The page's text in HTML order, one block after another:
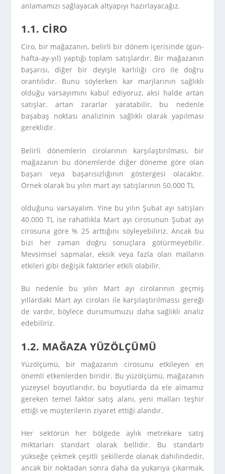
anlamamızı sağlayacak altyapıyı hazırlayacağız.
1.1. CİRO
Ciro, bir mağazanın, belirli bir dönem içerisinde (gün-
hafta-ay-yıl) yaptığı toplam satışlardır. Bir mağazanın
başarısı, diğer bir deyişle karlılığı ciro ile doğru
orantılıdır. Bunu söylerken kar marjlarının sağlıklı
olduğu varsayımını kabul ediyoruz, aksi halde artan
satışlar, artan zararlar yaratabilir, bu nedenle
başabaş noktası analizinin sağlıklı olarak yapılması
gereklidir.
Belirli dönemlerin cirolarının karşılaştırılması, bir
mağazanın bu dönemlerde diğer döneme göre olan
başarı veya başarısızlığının göstergesi olacaktır.
Örnek olarak bu yılın mart ayı satışlarının 50.000 TL
olduğunu varsayalım. Yine bu yılın Şubat ayı satışları
40.000 TL ise rahatlıkla Mart ayı cirosunun Şubat ayı
cirosuna göre % 25 arttığını söyleyebiliriz. Ancak bu
bizi her zaman doğru sonuçlara götürmeyebilir.
Mevsimsel sapmalar, eksik veya fazla olan malların
etkileri gibi değişik faktörler etkili olabilir.
Bu nedenle bu yılın Mart ayı cirolarının geçmiş
yıllardaki Mart ayı ciroları ile karşılaştırılmassı gereği
de vardır, böylece durumumuzu daha sağlıklı analiz
edebiliriz.
1.2. MAĞAZA YÜZÖLÇÜMÜ
Yüzölçümü, bir mağazanın cirosunu etkileyen en
önemli etkenlerden biridir. Bu yüzölçümü, mağazanın
yüzeysel boyutlarıdır, bu boyutlarda da ele almamız
gereken temel faktor satış alanı, yeni malları teşhir
ettiği ve müşterilerin ziyaret ettiği alandır.
Her sektörün her bölgede aylık metrekare satış
miktarları standart olarak bellidir. Bu standartı
yükseğe çekmek çeşitli şekillerde olanak dahilindedir,
ancak bir noktadan sonra daha da yukarıya çıkarmak,